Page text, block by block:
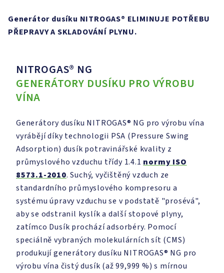
Generátor dusíku NITROGAS® ELIMINUJE POTŘEBU
PŘEPRAVY A SKLADOVÁNÍ PLYNU.
NITROGAS® NG
GENERÁTORY DUSÍKU PRO VÝROBU
VÍNA
Generátory dusíku NITROGAS® NG pro výrobu vína
vyrábějí díky technologii PSA (Pressure Swing
Adsorption) dusík potravinářské kvality z
průmyslového vzduchu třídy 1.4.1 normy ISO
8573.1-2010. Suchý, vyčištěný vzduch ze
standardního průmyslového kompresoru a
systému úpravy vzduchu se v podstatě "prosévá",
aby se odstranil kyslík a další stopové plyny,
zatímco Dusík prochází adsorbéry. Pomocí
speciálně vybraných molekulárních sít (CMS)
produkují generátory dusíku NITROGAS® NG pro
výrobu vína čistý dusík (až 99,999 %) s mírnou